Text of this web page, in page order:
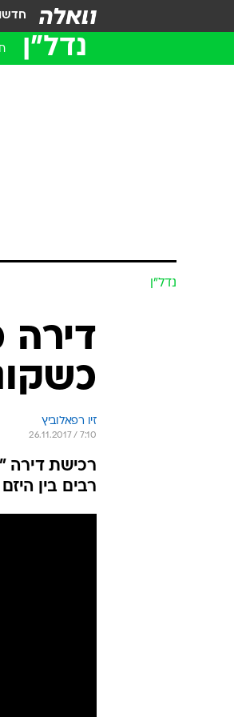
נדל״ן
נדל״ן
דירה
זיו רפאלוביץ
26.11.2017 / 7:10
רכישת דירה
רבים בין